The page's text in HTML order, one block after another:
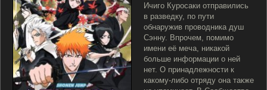
Ичиго Куросаки отправились
в разведку, по пути
обнаружив проводника душ
Сэнну. Впрочем, помимо
имени её меча, никакой
больше информации о ней
нет. О принадлежности к
какому-либо отряду она также